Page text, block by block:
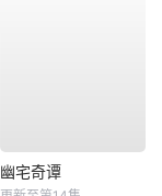
幽宅奇谭